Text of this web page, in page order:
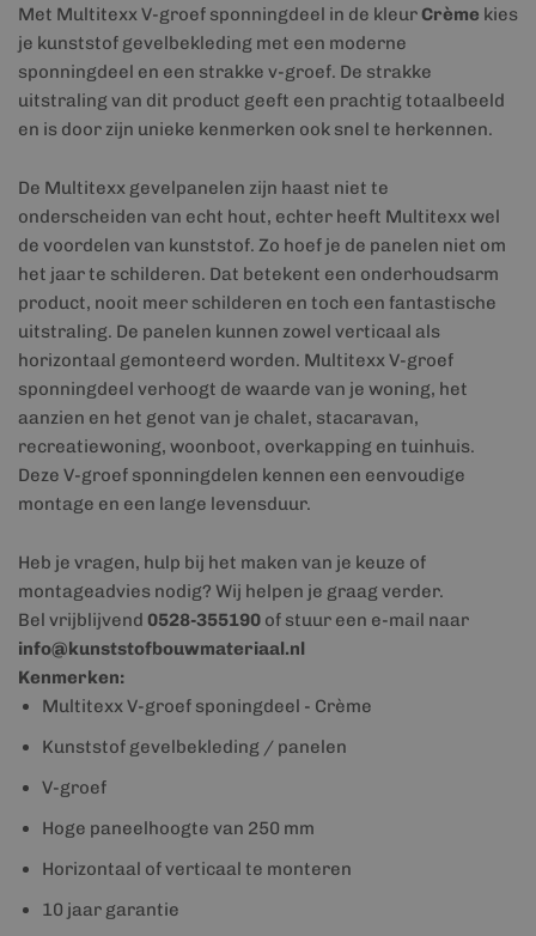
Met Multitexx V-groef sponningdeel in de kleurCrème kies
je kunststof gevelbekleding met een moderne
sponningdeel en een strakke v-groef. De strakke
uitstraling van dit product geeft een prachtig totaalbeeld
en is door zijn unieke kenmerken ook snel te herkennen.
De Multitexx gevelpanelen zijn haast niet te
onderscheiden van echt hout, echter heeft Multitexx wel
de voordelen van kunststof. Zo hoef je de panelen niet om
het jaar te schilderen. Dat betekent een onderhoudsarm
product, nooit meer schilderen en toch een fantastische
uitstraling. De panelen kunnen zowel verticaal als
horizontaal gemonteerd worden. Multitexx V-groef
sponningdeel verhoogt de waarde van je woning, het
aanzien en het genot van je chalet, stacaravan,
recreatiewoning, woonboot, overkapping en tuinhuis.
Deze V-groef sponningdelen kennen een eenvoudige
montage en een lange levensduur.
Heb je vragen, hulp bij het maken van je keuze of
montageadvies nodig? Wij helpen je graag verder.
Bel vrijblijvend 0528-355190 of stuur een e-mail naar
info@kunststofbouwmateriaal.nl
Kenmerken:
Multitexx V-groef sponingdeel - Crème
Kunststof gevelbekleding / panelen
V-groef
Hoge paneelhoogte van 250 mm
Horizontaal of verticaal te monteren
10 jaar garantie